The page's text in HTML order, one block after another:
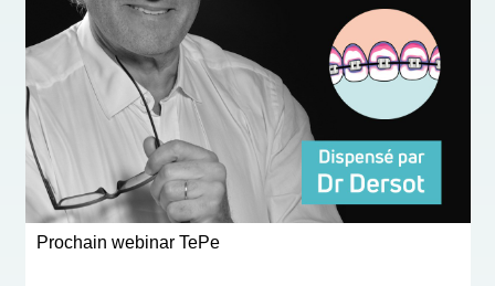
Prochain webinar TePe